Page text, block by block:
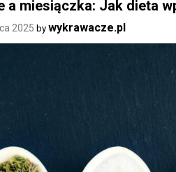
a miesiączka: Jak dieta
2025 by wykrawacze.pl